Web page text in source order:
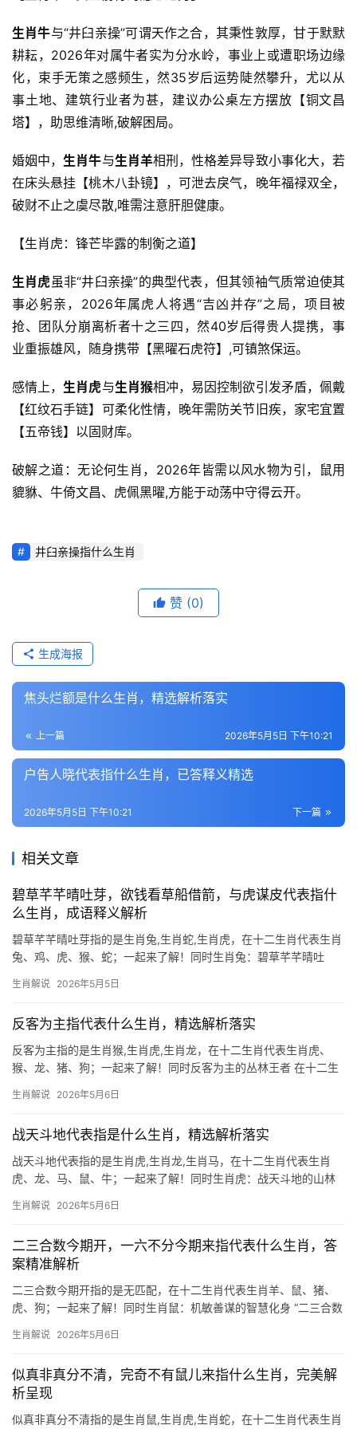
生肖牛与“井臼亲操”可谓天作之合，其秉性敦厚，甘于默默
耕耘，2026年对属牛者实为分水岭，事业上或遭职场边缘
化，束手无策之感频生，然35岁后运势陡然攀升，尤以从
事土地、建筑行业者为甚，建议办公桌左方摆放【铜文昌
塔】，助思维清晰,破解困局。
婚姻中，生肖牛与生肖羊相刑，性格差异导致小事化大，若
在床头悬挂【桃木八卦镜】，可泄去戾气，晚年福禄双全，
破财不止之虞尽散,唯需注意肝胆健康。
【生肖虎：锋芒毕露的制衡之道】
生肖虎虽非“井臼亲操”的典型代表，但其领袖气质常迫使其
事必躬亲，2026年属虎人将遇“吉凶并存”之局，项目被
抢、团队分崩离析者十之三四，然40岁后得贵人提携，事
业重振雄风，随身携带【黑曜石虎符】,可镇煞保运。
感情上，生肖虎与生肖猴相冲，易因控制欲引发矛盾，佩戴
【红纹石手链】可柔化性情，晚年需防关节旧疾，家宅宜置
【五帝钱】以固财库。
破解之道：无论何生肖，2026年皆需以风水物为引，鼠用
貔貅、牛倚文昌、虎佩黑曜,方能于动荡中守得云开。
井臼亲操指什么生肖
赞 (0)
生成海报
焦头烂额是什么生肖，精选解析落实
上一篇 2026年5月5日 下午10:21
户告人晓代表指什么生肖，已答释义精选
下一篇
2026年5月5日 下午10:21
相关文章
碧草芊芊晴吐芽，欲钱看草船借箭，与虎谋皮代表指什
么生肖，成语释义解析
碧草芊芊晴吐芽指的是生肖兔,生肖蛇,生肖虎，在十二生肖代表生肖
兔、鸡、虎、猴、蛇；一起来了解！同时生肖兔：碧草芊芊晴吐
与生肖兔的运势息息相关，2026年对生肖兔而言，是吉凶交织之
生肖解说 2026年5月5日
反客为主指代表什么生肖，精选解析落实
反客为主指的是生肖猴,生肖虎,生肖龙，在十二生肖代表生肖虎、
猴、龙、猪、狗；一起来了解！同时反客为主的丛林王者 在十二生
人类领地，化被动为主动，古语“虎落平阳被犬欺”，但更多时候，虎
生肖解说 2026年5月6日
战天斗地代表指是什么生肖，精选解析落实
战天斗地代表指的是生肖虎,生肖龙,生肖马，在十二生肖代表生肖
虎、龙、马、鼠、牛；一起来了解！同时生肖虎：战天斗地的山林
与生肖虎的性情极为契合，虎为百兽之尊，天生带着一股霸气，古
生肖解说 2026年5月6日
二三合数今期开，一六不分今期来指代表什么生肖，答
案精准解析
二三合数今期开指的是无匹配，在十二生肖代表生肖羊、鼠、猪、
虎、狗；一起来了解！同时生肖鼠：机敏善谋的智慧化身 “二三合数
行属水，天生具备“一六不分”的灵活应变力，2024甲辰年，生
生肖解说 2026年5月6日
似真非真分不清，完奇不有鼠儿来指什么生肖，完美解
析呈现
似真非真分不清指的是生肖鼠,生肖虎,生肖蛇，在十二生肖代表生肖